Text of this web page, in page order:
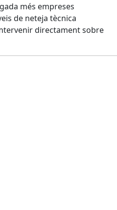
més empreses
de neteja tècnica
directament sobre